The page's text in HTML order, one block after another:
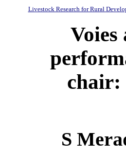
Livestock Research for Rural
Voies
chair:
S